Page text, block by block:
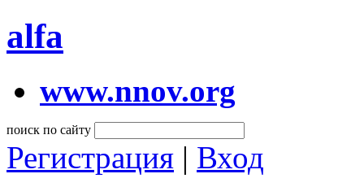
alfa
www.nnov.org
поиск по сайту
Регистрация | Вход